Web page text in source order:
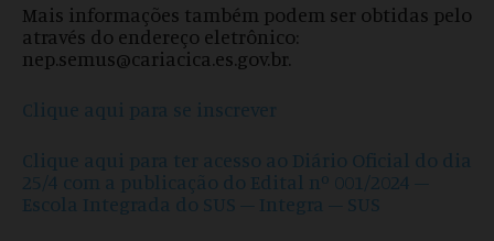
Mais informações também podem ser obtidas pelo
através do endereço eletrônico:
nep.semus@cariacica.es.gov.br.
Clique aqui para se inscrever
Clique aqui para ter acesso ao Diário Oficial do dia
25/4 com a publicação do Edital nº 001/2024 –
Escola Integrada do SUS – Integra – SUS